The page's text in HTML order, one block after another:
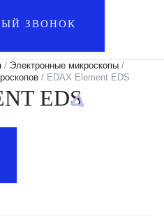
ЗВОНОК
/ Электронные микроскопы /
/ EDAX Element EDS
EDS